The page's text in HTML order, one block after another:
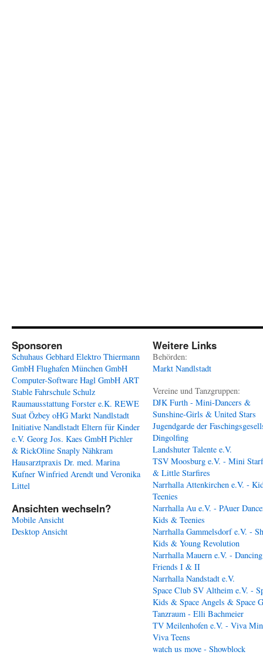
Sponsoren
Schuhaus Gebhard Elektro Thiermann
GmbH Flughafen München GmbH
Computer-Software Hagl GmbH ART
Stable Fahrschule Schulz
Raumausstattung Forster e.K. REWE
Suat Özbey oHG Markt Nandlstadt
Initiative Nandlstadt Eltern für Kinder
e.V. Georg Jos. Kaes GmbH Pichler
& RickOline Snaply Nähkram
Hausarztpraxis Dr. med. Marina
Kufner Winfried Arendt und Veronika
Littel
Ansichten wechseln?
Mobile Ansicht
Desktop Ansicht
Weitere Links
Behörden:
Markt Nandlstadt
Vereine und Tanzgruppen:
DJK Furth - Mini-Dancers &
Sunshine-Girls & United Stars
Jugendgarde der
Dingolfing
Landshuter Talente e.V.
TSV Moosburg e.V. - Mini
& Little Starfires
Narrhalla Attenkirchen e.V. -
Teenies
Narrhalla Au e.V. - PAuer
Kids & Teenies
Narrhalla Gammelsdorf e.V. -
Kids & Young Revolution
Narrhalla Mauern e.V. - Dancing
Friends I & II
Narrhalla Nandstadt e.V.
Space Club SV Altheim e.V. -
Kids & Space Angels & Space
Tanzraum - Elli Bachmeier
TV Meilenhofen e.V. - Viva
Viva Teens
watch us move - Showblock